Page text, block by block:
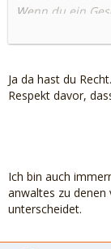
Wenn du ein
Auch das Kind
und handelt.
Ja da hast du
Respekt davor,
Ich bin auch
anwaltes zu
unterscheidet.